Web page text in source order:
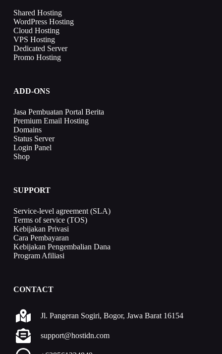
Shared Hosting
WordPress Hosting
Cloud Hosting
VPS Hosting
Dedicated Server
Promo Hosting
ADD-ONS
Jasa Pembuatan Portal Berita
Premium Email Hosting
Domains
Status Server
Login Panel
Shop
SUPPORT
Service-level agreement (SLA)
Terms of service (TOS)
Kebijakan Privasi
Cara Pembayaran
Kebijakan Pengembalian Dana
Program Afiliasi
CONTACT
Jl. Pangeran Sogiri, Bogor, Jawa Barat 16154
support@hostidn.com